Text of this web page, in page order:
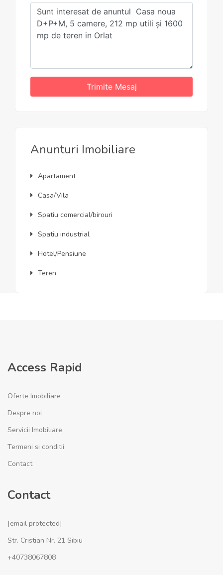
Trimite Mesaj
Anunturi Imobiliare
Apartament
Casa/Vila
Spatiu comercial/birouri
Spatiu industrial
Hotel/Pensiune
Teren
Access Rapid
Oferte Imobiliare
Despre noi
Servicii Imobiliare
Termeni si conditii
Contact
Contact
[email protected]
Str. Cristian Nr. 21 Sibiu
+40738067808